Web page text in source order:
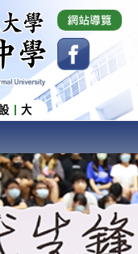
Senior
大
OF NATIONAL